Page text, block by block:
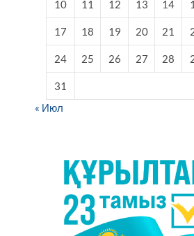
10 11 12 13 14
17 18 19 20 21
24 25 26 27 28
31
« Июл